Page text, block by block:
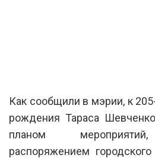
Как сообщили в мэрии, к
рождения Тараса
планом
распоряжением